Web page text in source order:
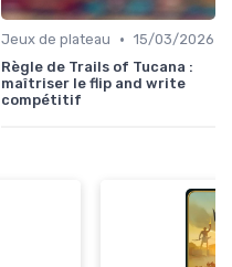
Jeux de plateau • 15/03/2026
Règle de Trails of Tucana :
maîtriser le flip and write
compétitif